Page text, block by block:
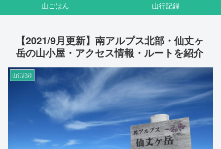
山ごはん
山行記録
【2021/9月更新】南アルプス北部・仙丈ヶ
岳の山小屋・アクセス情報・ルートを紹介
山行記録